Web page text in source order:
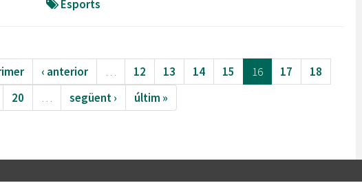
Esports
‹ anterior … 12 13 14 15 16 17
18
20
… següent › últim »